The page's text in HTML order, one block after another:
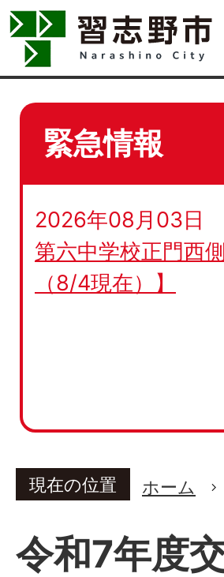
緊急情報
2026年08月03日
第六中学校正門西
（8/4現在）】
現在の位置 ホーム
令和7年度